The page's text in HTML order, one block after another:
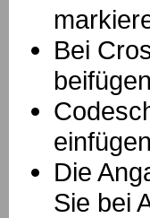
Bei
einfügen
Die
Sie bei